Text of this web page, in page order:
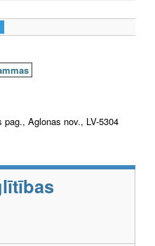
Aglonas nov., LV-5304